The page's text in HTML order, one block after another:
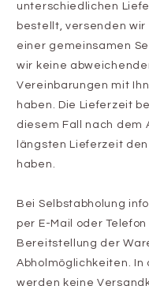
unterschiedlichen
bestellt, versenden wir
einer gemeinsamen
wir keine
Vereinbarungen mit
haben. Die Lieferzeit
diesem Fall nach dem
längsten Lieferzeit
haben.
Bei Selbstabholung
per E-Mail oder
Bereitstellung der
Abholmöglichkeiten. In
werden keine